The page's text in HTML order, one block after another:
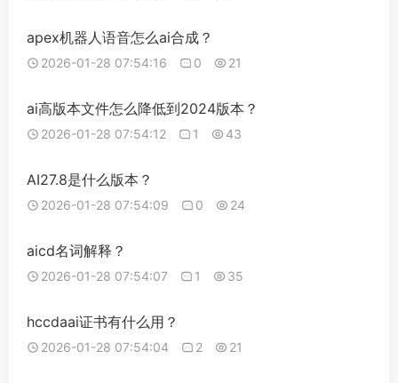
apex机器人语音怎么ai合成？
2026-01-28 07:54:16 0 21
ai高版本文件怎么降低到2024版本？
2026-01-28 07:54:12 1 43
AI27.8是什么版本？
2026-01-28 07:54:09 0 24
aicd名词解释？
2026-01-28 07:54:07 1 35
hccdaai证书有什么用？
2026-01-28 07:54:04 2 21